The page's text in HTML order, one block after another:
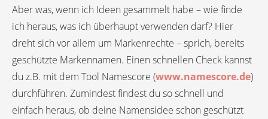
Aber was, wenn ich Ideen gesammelt habe – wie finde
ich heraus, was ich überhaupt verwenden darf? Hier
dreht sich vor allem um Markenrechte – sprich, bereits
geschützte Markennamen. Einen schnellen Check kannst
du z.B. mit dem Tool Namescore (www.namescore.de)
durchführen. Zumindest findest du so schnell und
einfach heraus, ob deine Namensidee schon geschützt